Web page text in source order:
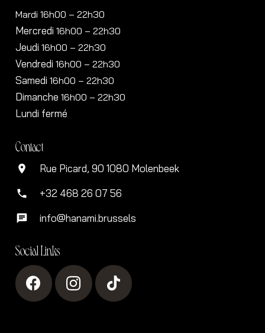
Mardi 16h00 – 22h30
Mercredi 16h00 – 22h30
Jeudi 16h00 – 22h30
Vendredi 16h00 – 22h30
Samedi 16h00 – 22h30
Dimanche 16h00 – 22h30
Lundi fermé
Contact
location_on Rue Picard, 90 1080 Molenbeek
phone +32 468 26 07 56
chat info@hanami.brussels
Social Links